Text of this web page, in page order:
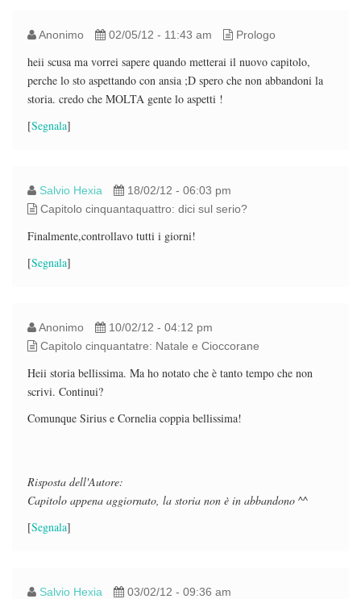
Anonimo 02/05/12 - 11:43 am Prologo
heii scusa ma vorrei sapere quando metterai il nuovo capitolo,
perche lo sto aspettando con ansia ;D spero che non abbandoni la
storia. credo che MOLTA gente lo aspetti !
[Segnala]
Salvio Hexia
18/02/12 - 06:03 pm
Capitolo cinquantaquattro: dici sul serio?
Finalmente,controllavo tutti i giorni!
[Segnala]
Anonimo
10/02/12 - 04:12 pm
Capitolo cinquantatre: Natale e Cioccorane
Heii storia bellissima. Ma ho notato che è tanto tempo che non
scrivi. Continui?
Comunque Sirius e Cornelia coppia bellissima!
Risposta dell'Autore:
Capitolo appena aggiornato, la storia non è in abbandono ^^
[Segnala]
Salvio Hexia
03/02/12 - 09:36 am